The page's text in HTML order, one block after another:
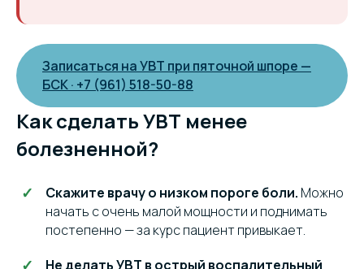
Записаться на УВТ при пяточной шпоре —
БСК · +7 (961) 518-50-88
Как сделать УВТ менее
болезненной?
Скажите врачу о низком пороге боли. Можно
начать с очень малой мощности и поднимать
постепенно — за курс пациент привыкает.
Не делать УВТ в острый воспалительный